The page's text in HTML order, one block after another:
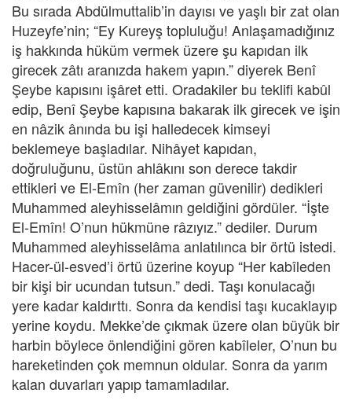
Bu sırada Abdülmuttalib’in dayısı ve yaşlı bir zat olan
Huzeyfe’nin; “Ey Kureyş topluluğu! Anlaşamadığınız
iş hakkında hüküm vermek üzere şu kapıdan ilk
girecek zâtı aranızda hakem yapın.” diyerek Benî
Şeybe kapısını işâret etti. Oradakiler bu teklifi kabûl
edip, Benî Şeybe kapısına bakarak ilk girecek ve işin
en nâzik ânında bu işi halledecek kimseyi
beklemeye başladılar. Nihâyet kapıdan,
doğruluğunu, üstün ahlâkını son derece takdir
ettikleri ve El-Emîn (her zaman güvenilir) dedikleri
Muhammed aleyhisselâmın geldiğini gördüler. “İşte
El-Emîn! O’nun hükmüne râzıyız.” dediler. Durum
Muhammed aleyhisselâma anlatılınca bir örtü istedi.
Hacer-ül-esved’i örtü üzerine koyup “Her kabîleden
bir kişi bir ucundan tutsun.” dedi. Taşı konulacağı
yere kadar kaldırttı. Sonra da kendisi taşı kucaklayıp
yerine koydu. Mekke’de çıkmak üzere olan büyük bir
harbin böylece önlendiğini gören kabîleler, O’nun bu
hareketinden çok memnun oldular. Sonra da yarım
kalan duvarları yapıp tamamladılar.